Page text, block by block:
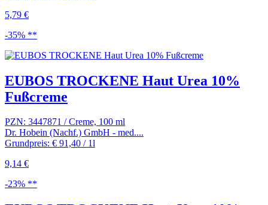
5,79 €
-35% **
EUBOS TROCKENE Haut Urea 10%
Fußcreme
PZN: 3447871 / Creme, 100 ml
Dr. Hobein (Nachf.) GmbH - med....
Grundpreis: € 91,40 / 1l
9,14 €
-23% **